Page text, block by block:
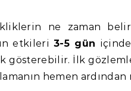
ne zaman
etkileri3-5 gün
gösterebilir. İlk
hemen